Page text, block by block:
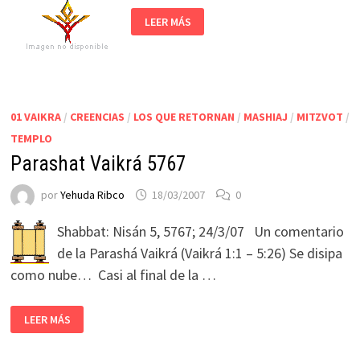
LEER MÁS
01 VAIKRA/ CREENCIAS / LOS QUE RETORNAN / MASHIAJ / MITZVOT /
TEMPLO
Parashat Vaikrá 5767
porYehuda Ribco 18/03/2007 0
Shabbat: Nisán 5, 5767; 24/3/07 Un comentario
de la Parashá Vaikrá (Vaikrá 1:1 – 5:26) Se disipa
como nube… Casi al final de la …
LEER MÁS